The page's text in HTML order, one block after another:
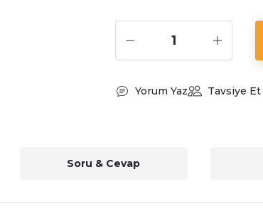
Yorum Yaz Tavsiye Et
Soru & Cevap